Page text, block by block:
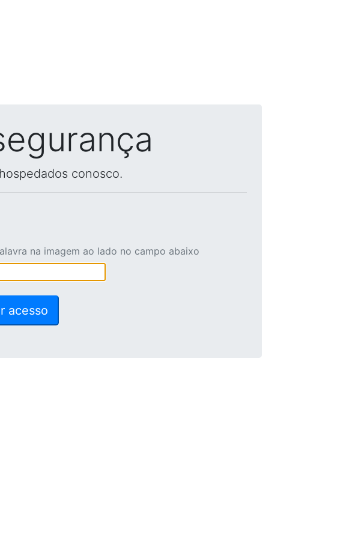
conosco.
na imagem ao lado no campo abaixo